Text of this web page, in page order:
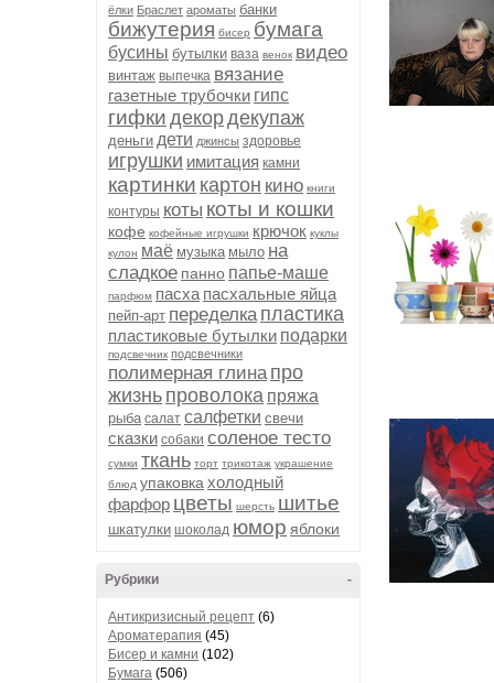
ёлки Браслет ароматы банки
бижутерия бисер бумага
бусины бутылки ваза венок видео
винтаж выпечка вязание
газетные трубочки гипс
гифки декордекупаж
деньги дети джинсы здоровье
игрушки имитация камни
картинки картон кино книги
контуры коты коты и кошки
кофе кофейные игрушки крючок куклы
кулон маё музыка мыло на
сладкое панно папье-маше
парфюм пасха пасхальные яйца
пейп-арт переделка пластика
пластиковые бутылки подарки
подсвечник подсвечники
полимерная глина про
жизнь проволока пряжа
рыба салат салфетки свечи
сказки собаки соленое тесто
сумки ткань торт трикотаж украшение
блюд упаковка холодный
фарфор цветы шерсть шитье
шкатулки шоколад юмор яблоки
-
Рубрики
Антикризисный рецепт (6)
Ароматерапия (45)
Бисер и камни (102)
Бумага (506)